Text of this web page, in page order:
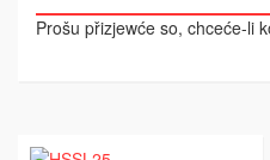
Prošu přizjewće so, chceće-li